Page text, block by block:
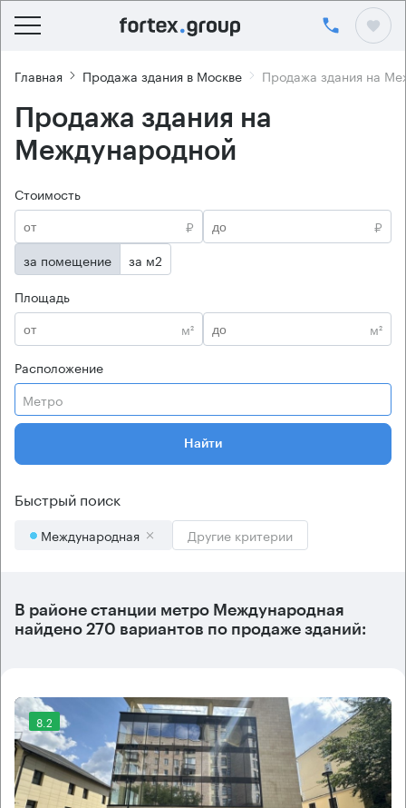
Главная Продажа здания в Москве Продажа здания на
Продажа здания на
Международной
Стоимость
₽
₽
за помещение
за м2
Площадь
м²
м²
Расположение
Метро
Найти
Быстрый поиск
Международная Другие критерии
В районе станции метро Международная
найдено 270 вариантов по продаже зданий:
8.2